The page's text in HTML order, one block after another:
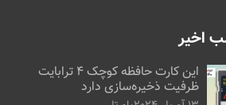
اخیر
این کارت حافظه کوچک ۴ ترابایت
ظرفیت ذخیره‌سازی دارد